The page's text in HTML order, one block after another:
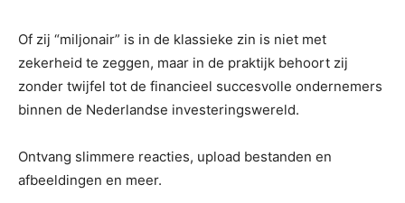
Of zij “miljonair” is in de klassieke zin is niet met
zekerheid te zeggen, maar in de praktijk behoort zij
zonder twijfel tot de financieel succesvolle ondernemers
binnen de Nederlandse investeringswereld.
Ontvang slimmere reacties, upload bestanden en
afbeeldingen en meer.